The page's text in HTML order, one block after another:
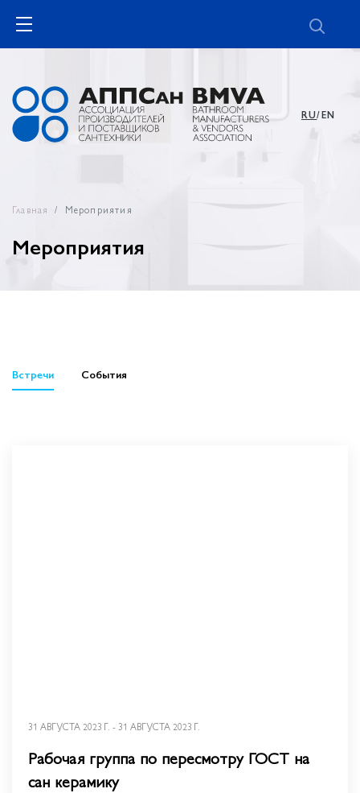
RU/EN
Главная Мероприятия
Мероприятия
Встречи События
31 АВГУСТА 2023 Г. - 31 АВГУСТА 2023 Г.
Рабочая группа по пересмотру ГОСТ на
сан керамику